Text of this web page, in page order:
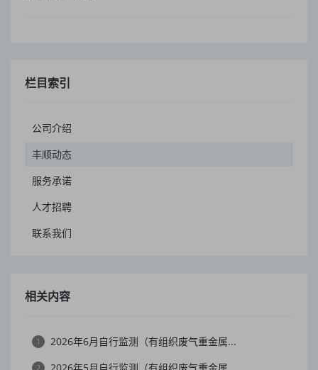
栏目索引
公司介绍
丰顺动态
服务承诺
人才招聘
联系我们
相关内容
1 2026年6月自行监测（有组织废气重金属...
2